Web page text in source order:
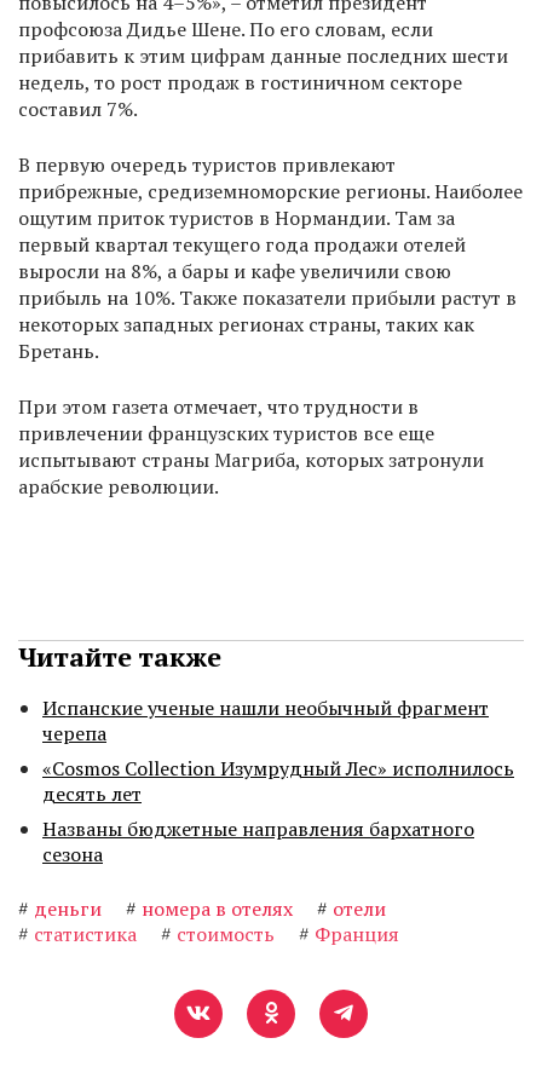
профсоюза Дидье Шене. По его словам, если
прибавить к этим цифрам данные последних шести
недель, то рост продаж в гостиничном секторе
составил 7%.
В первую очередь туристов привлекают
прибрежные, средиземноморские регионы. Наиболее
ощутим приток туристов в Нормандии. Там за
первый квартал текущего года продажи отелей
выросли на 8%, а бары и кафе увеличили свою
прибыль на 10%. Также показатели прибыли растут в
некоторых западных регионах страны, таких как
Бретань.
При этом газета отмечает, что трудности в
привлечении французских туристов все еще
испытывают страны Магриба, которых затронули
арабские революции.
Читайте также
Испанские ученые нашли необычный фрагмент
черепа
«Cosmos Collection Изумрудный Лес» исполнилось
десять лет
Названы бюджетные направления бархатного
сезона
# деньги # номера в отелях # отели
# статистика # стоимость # Франция